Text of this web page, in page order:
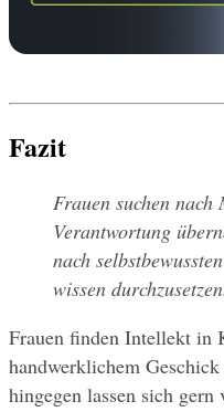
Fazit
Frauen suchen
Verantwortung
nach
wissen
Frauen finden Intellekt in
handwerklichem
hingegen lassen sich